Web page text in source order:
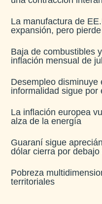
La manufactura de
expansión, pero
Baja de combustibles
inflación mensual de
Desempleo disminuye
informalidad sigue por
La inflación europea
alza de la energía
Guaraní sigue
dólar cierra por
Pobreza
territoriales